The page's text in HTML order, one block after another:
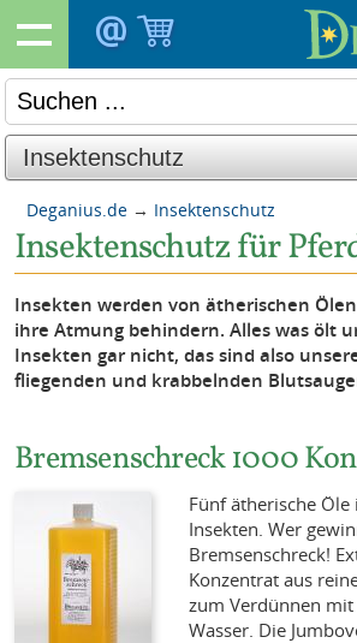
Deganius.de → Insektenschutz
Insektenschutz für
Insekten werden von ätherischen
ihre Atmung behindern. Alles was ölt
Insekten gar nicht, das sind also
fliegenden und krabbelnden
Bremsenschreck 1000
Fünf ätherische
Insekten. Wer
Bremsenschreck!
Konzentrat aus
zum Verdünnen
Wasser. Die